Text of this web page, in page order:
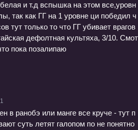
и т.д вспышка на этом все,уровн
так как ГГ на 1 уровне ци победил ч
тут только то что ГГ убивает врагов
дефолтная культяха, 3/10. Смот
пока позалипаю
в ранобэ или манге все круче - тут п
суть летят галопом по не понятно